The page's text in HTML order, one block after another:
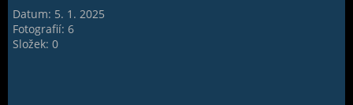
Datum: 5. 1. 2025
Fotografií:6
Složek:0